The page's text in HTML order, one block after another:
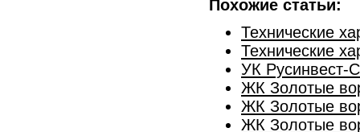
Похожие статьи:
Технические
Технические
УК Русинвест-
ЖК Золотые
ЖК Золотые
ЖК Золотые